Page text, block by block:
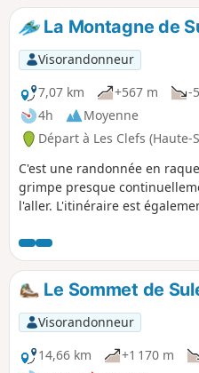
La Montagne de
Visorandonneur
7,07 km
+567 m
-
4h
Moyenne
Départ à Les Clefs (Haute-
C'est une randonnée en
grimpe presque
l'aller. L'itinéraire est
randonnée. Panorama sur la
Mont Blanc. Il n' y a pas de
spécifique pour les raquettes.
Le Sommet de
Visorandonneur
14,66 km
+1 170 m